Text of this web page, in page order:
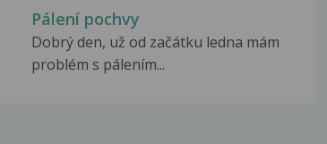
Pálení pochvy
Dobrý den, už od začátku ledna mám
problém s pálením...